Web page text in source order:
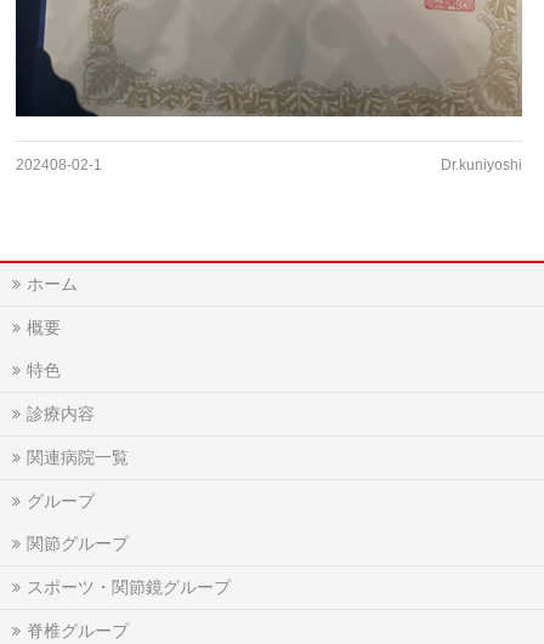
202408-02-1 Dr.kuniyoshi
ホーム
概要
特色
診療内容
関連病院一覧
グループ
関節グループ
スポーツ・関節鏡グループ
脊椎グループ